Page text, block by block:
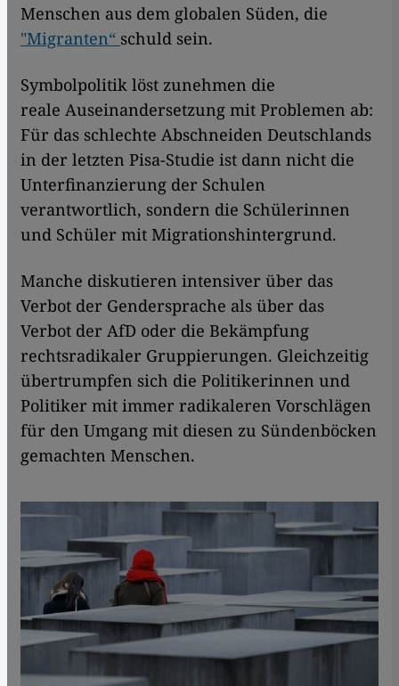
Menschen aus dem globalen Süden, die
"Migranten“ schuld sein.
Symbolpolitik löst zunehmen die
reale Auseinandersetzung mit Problemen ab:
Für das schlechte Abschneiden Deutschlands
in der letzten Pisa-Studie ist dann nicht die
Unterfinanzierung der Schulen
verantwortlich, sondern die Schülerinnen
und Schüler mit Migrationshintergrund.
Manche diskutieren intensiver über das
Verbot der Gendersprache als über das
Verbot der AfD oder die Bekämpfung
rechtsradikaler Gruppierungen. Gleichzeitig
übertrumpfen sich die Politikerinnen und
Politiker mit immer radikaleren Vorschlägen
für den Umgang mit diesen zu Sündenböcken
gemachten Menschen.